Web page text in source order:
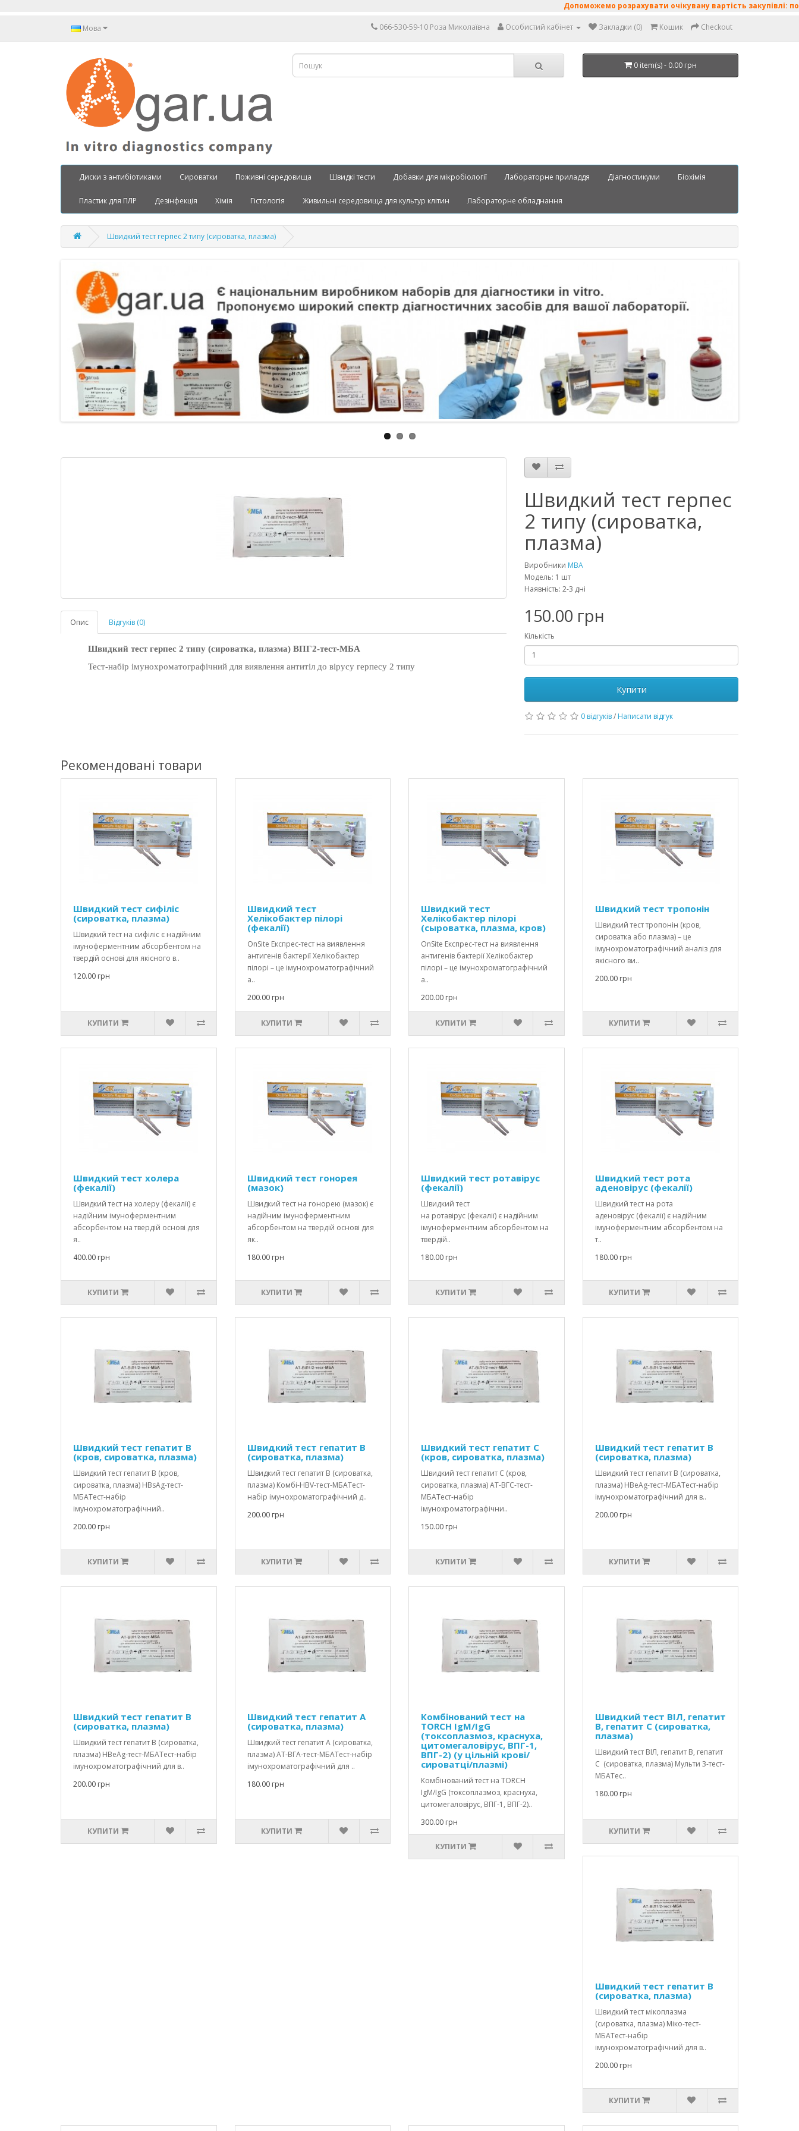
Допоможемо розрахувати очікувану вартість закупівлі: поживні
Мова 066-530-59-10 Роза Миколаївна Особистий кабінет Закладки (0) Кошик Checkout
0 item(s) - 0.00 грн
Диски з антибіотиками Сироватки Поживні середовища Швидкі тести Добавки для мікробіології Лабораторне приладдя Діагностикуми Біохімія
Пластик для ПЛР Дезінфекція Хімія Гістологія Живильні середовища для культур клітин Лабораторне обладнання
Швидкий тест герпес 2 типу (сироватка, плазма)
Опис Відгуків (0)
Швидкий тест герпес 2 типу (сироватка, плазма) ВПГ2-тест-МБА
Тест-набір імунохроматографічний для виявлення антитіл до вірусу герпесу 2 типу
Швидкий тест герпес
2 типу (сироватка,
плазма)
Виробники MBA
Модель: 1 шт
Наявність: 2-3 дні
150.00 грн
Кількість
Купити
0 відгуків/ Написати відгук
Рекомендовані товари
Швидкий тест сифіліс
(сироватка, плазма)
Швидкий тест на сифіліс є надійним
імуноферментним абсорбентом на
твердій основі для якісного в..
120.00 грн
КУПИТИ
Швидкий тест
Хелікобактер пілорі
(фекалії)
OnSite Експрес-тест на виявлення
антигенів бактерії Хелікобактер
пілорі – це імунохроматографічний
а..
200.00 грн
КУПИТИ
Швидкий тест
Хелікобактер пілорі
(сыроватка, плазма, кров)
OnSite Експрес-тест на виявлення
антигенів бактерії Хелікобактер
пілорі – це імунохроматографічний
а..
200.00 грн
КУПИТИ
Швидкий тест тропонін
Швидкий тест тропонін (кров,
сироватка або плазма) – це
імунохроматографічний аналіз для
якісного ви..
200.00 грн
КУПИТИ
Швидкий тест холера
(фекалії)
Швидкий тест на холеру (фекалії) є
надійним імуноферментним
абсорбентом на твердій основі для
я..
400.00 грн
КУПИТИ
Швидкий тест гонорея
(мазок)
Швидкий тест на гонорею (мазок) є
надійним імуноферментним
абсорбентом на твердій основі для
як..
180.00 грн
КУПИТИ
Швидкий тест ротавірус
(фекалії)
Швидкий тест
на ротавірус (фекалії) є надійним
імуноферментним абсорбентом на
твердій..
180.00 грн
КУПИТИ
Швидкий тест рота
аденовірус (фекалії)
Швидкий тест на рота
аденовірус (фекалії) є надійним
імуноферментним абсорбентом на
т..
180.00 грн
КУПИТИ
Швидкий тест гепатит В
(кров, сироватка, плазма)
Швидкий тест гепатит В (кров,
сироватка, плазма) HBsAg-тест-
МБАТест-набір
імунохроматографічний..
200.00 грн
КУПИТИ
Швидкий тест гепатит В
(сироватка, плазма)
Швидкий тест гепатит В (сироватка,
плазма) Комбі-HBV-тест-МБАТест-
набір імунохроматографічний д..
200.00 грн
КУПИТИ
Швидкий тест гепатит С
(кров, сироватка, плазма)
Швидкий тест гепатит С (кров,
сироватка, плазма) АТ-ВГС-тест-
МБАТест-набір
імунохроматографічни..
150.00 грн
КУПИТИ
Швидкий тест гепатит В
(сироватка, плазма)
Швидкий тест гепатит В (сироватка,
плазма) HBеAg-тест-МБАТест-набір
імунохроматографічний для в..
200.00 грн
КУПИТИ
Швидкий тест гепатит В
(сироватка, плазма)
Швидкий тест гепатит В (сироватка,
плазма) HBеAg-тест-МБАТест-набір
імунохроматографічний для в..
200.00 грн
КУПИТИ
Швидкий тест гепатит А
(сироватка, плазма)
Швидкий тест гепатит А (сироватка,
плазма) АТ-ВГА-тест-МБАТест-набір
імунохроматографічний для ..
180.00 грн
КУПИТИ
Комбінований тест на
TORCH IgM/IgG
(токсоплазмоз, краснуха,
цитомегаловірус, ВПГ-1,
ВПГ-2) (у цільній крові/
сироватці/плазмі)
Комбінований тест на TORCH
IgM/IgG (токсоплазмоз, краснуха,
цитомегаловірус, ВПГ-1, ВПГ-2)..
300.00 грн
КУПИТИ
Швидкий тест ВІЛ, гепатит
В, гепатит С (сироватка,
плазма)
Швидкий тест ВІЛ, гепатит В, гепатит
С (сироватка, плазма) Мульти 3-тест-
МБАТес..
180.00 грн
КУПИТИ
Швидкий тест гепатит В
(сироватка, плазма)
Швидкий тест мікоплазма
(сироватка, плазма) Міко-тест-
МБАТест-набір
імунохроматографічний для в..
200.00 грн
КУПИТИ